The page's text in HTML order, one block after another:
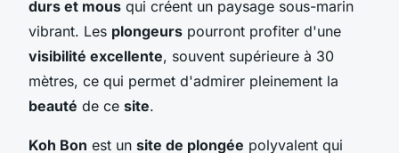
durs et mous qui créent un paysage sous-marin
vibrant. Les plongeurs pourront profiter d'une
visibilité excellente, souvent supérieure à 30
mètres, ce qui permet d'admirer pleinement la
beauté de ce site.
Koh Bon est un site de plongée polyvalent qui